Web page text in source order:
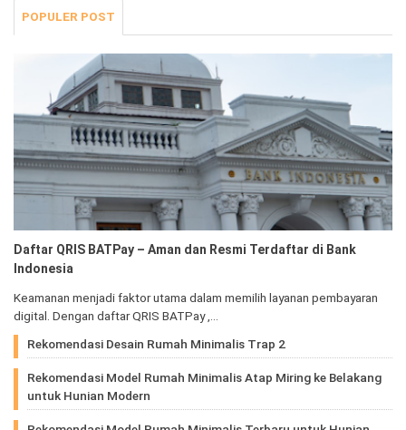
POPULER POST
Daftar QRIS BATPay – Aman dan Resmi Terdaftar di Bank
Indonesia
Keamanan menjadi faktor utama dalam memilih layanan pembayaran
digital. Dengan daftar QRIS BATPay ,…
Rekomendasi Desain Rumah Minimalis Trap 2
Rekomendasi Model Rumah Minimalis Atap Miring ke Belakang
untuk Hunian Modern